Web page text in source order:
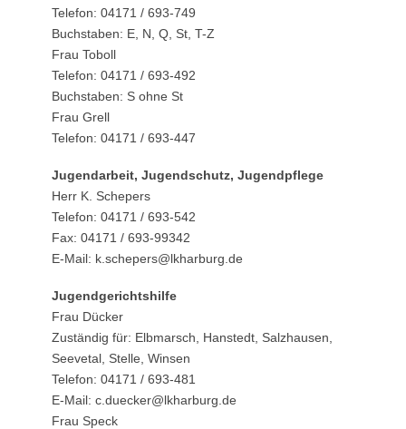
Telefon: 04171 / 693-749
Buchstaben: E, N, Q, St, T-Z
Frau Toboll
Telefon: 04171 / 693-492
Buchstaben: S ohne St
Frau Grell
Telefon: 04171 / 693-447
Jugendarbeit, Jugendschutz, Jugendpflege
Herr K. Schepers
Telefon: 04171 / 693-542
Fax: 04171 / 693-99342
E-Mail: k.schepers@lkharburg.de
Jugendgerichtshilfe
Frau Dücker
Zuständig für: Elbmarsch, Hanstedt, Salzhausen,
Seevetal, Stelle, Winsen
Telefon: 04171 / 693-481
E-Mail: c.duecker@lkharburg.de
Frau Speck